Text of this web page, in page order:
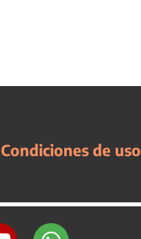
Condiciones de uso